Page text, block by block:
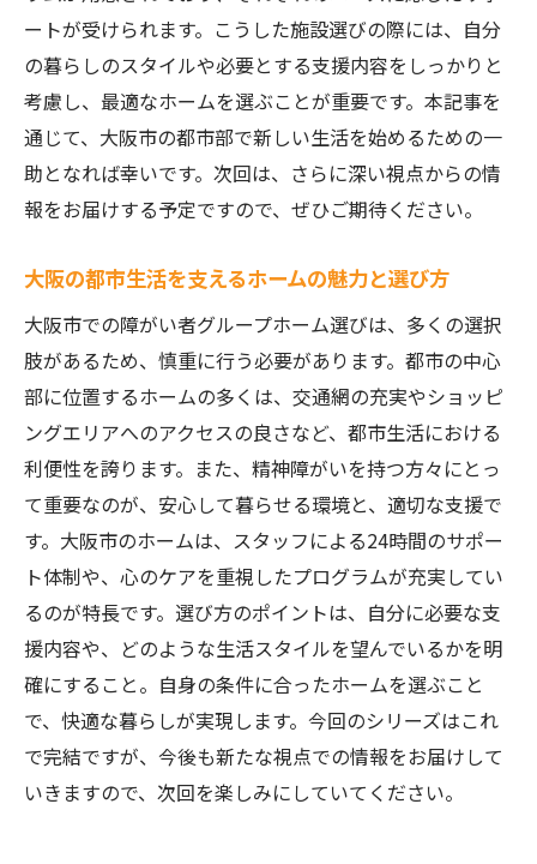
実践ガイド：最適なホームを見つける方法
大阪市内の障がい者グループホームを探すため
の重要情報
必要な情報を集めるための方法
大阪市内ホーム選択のための基礎情報
情報を整理して最適なホームを見つける
大阪でホームを探すときに知っておくべき
こと
重要情報を活用したホーム選びのヒント
ートが受けられます。こうした施設選びの際には、自分
の暮らしのスタイルや必要とする支援内容をしっかりと
考慮し、最適なホームを選ぶことが重要です。本記事を
通じて、大阪市の都市部で新しい生活を始めるための一
助となれば幸いです。次回は、さらに深い視点からの情
報をお届けする予定ですので、ぜひご期待ください。
大阪の都市生活を支えるホームの魅力と選び方
大阪市での障がい者グループホーム選びは、多くの選択
肢があるため、慎重に行う必要があります。都市の中心
部に位置するホームの多くは、交通網の充実やショッピ
ングエリアへのアクセスの良さなど、都市生活における
利便性を誇ります。また、精神障がいを持つ方々にとっ
て重要なのが、安心して暮らせる環境と、適切な支援で
す。大阪市のホームは、スタッフによる24時間のサポー
ト体制や、心のケアを重視したプログラムが充実してい
るのが特長です。選び方のポイントは、自分に必要な支
援内容や、どのような生活スタイルを望んでいるかを明
確にすること。自身の条件に合ったホームを選ぶこと
で、快適な暮らしが実現します。今回のシリーズはこれ
で完結ですが、今後も新たな視点での情報をお届けして
いきますので、次回を楽しみにしていてください。